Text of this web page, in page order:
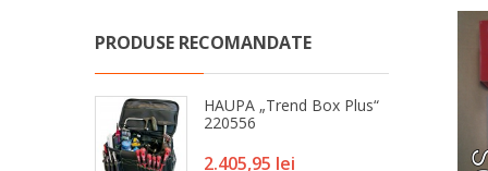
PRODUSE RECOMANDATE
HAUPA „Trend Box Plus“
220556
Pret
2.405,95 lei